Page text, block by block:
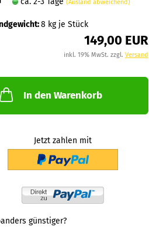
(Ausland abweichend)
8 kg je Stück
149,00 EUR
inkl. 19% MwSt. zzgl. Versand
In den Warenkorb
Jetzt zahlen mit
günstiger?